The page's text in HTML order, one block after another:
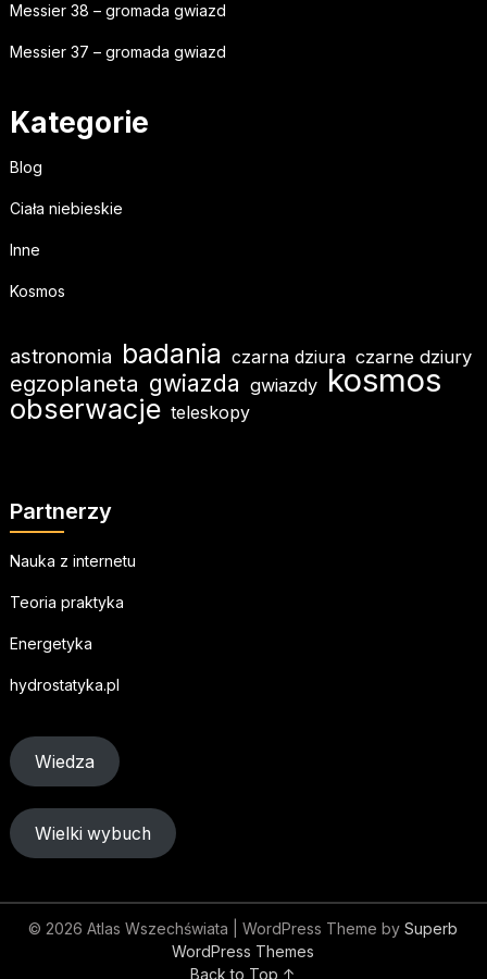
Messier 38 – gromada gwiazd
Messier 37 – gromada gwiazd
Kategorie
Blog
Ciała niebieskie
Inne
Kosmos
astronomia badania czarna dziura czarne dziury
egzoplaneta gwiazda gwiazdy kosmos
obserwacje teleskopy
Partnerzy
Nauka z internetu
Teoria praktyka
Energetyka
hydrostatyka.pl
Wiedza
Wielki wybuch
© 2026 Atlas Wszechświata | WordPress Theme bySuperb
WordPress Themes
Back to Top ↑